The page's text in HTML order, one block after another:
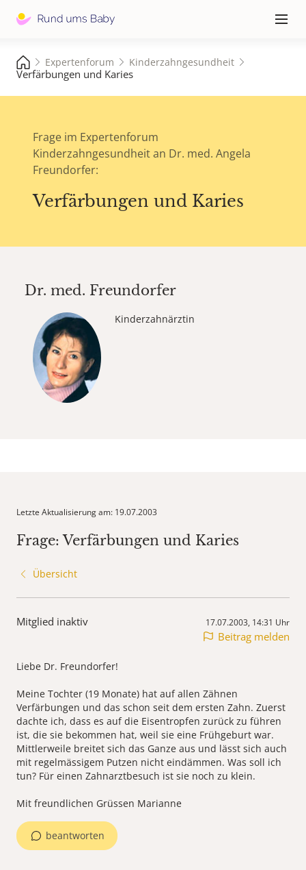
≡
Expertenforum Kinderzahngesundheit
Verfärbungen und Karies
Frage im Expertenforum
Kinderzahngesundheit an Dr. med. Angela
Freundorfer:
Verfärbungen und Karies
Dr. med. Freundorfer
Kinderzahnärztin
Letzte Aktualisierung am: 19.07.2003
Frage: Verfärbungen und Karies
Übersicht
Mitglied inaktiv 17.07.2003, 14:31 Uhr
Beitrag melden
Liebe Dr. Freundorfer!
Meine Tochter (19 Monate) hat auf allen Zähnen
Verfärbungen und das schon seit dem ersten Zahn. Zuerst
dachte ich, dass es auf die Eisentropfen zurück zu führen
ist, die sie bekommen hat, weil sie eine Frühgeburt war.
Mittlerweile breitet sich das Ganze aus und lässt sich auch
mit regelmässigem Putzen nicht eindämmen. Was soll ich
tun? Für einen Zahnarztbesuch ist sie noch zu klein.
Mit freundlichen Grüssen Marianne
beantworten